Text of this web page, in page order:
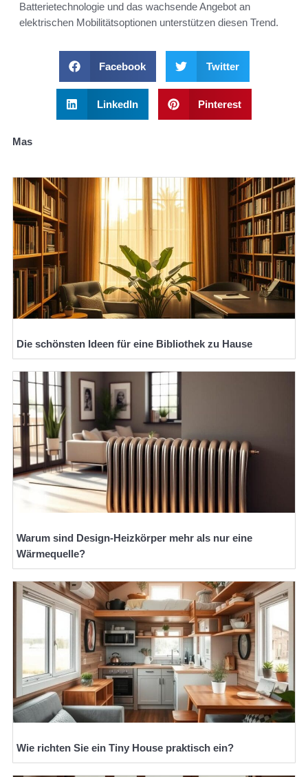
Batterietechnologie und das wachsende Angebot an
elektrischen Mobilitätsoptionen unterstützen diesen Trend.
Facebook Twitter
LinkedIn Pinterest
Mas
Die schönsten Ideen für eine Bibliothek zu Hause
Warum sind Design-Heizkörper mehr als nur eine
Wärmequelle?
Wie richten Sie ein Tiny House praktisch ein?